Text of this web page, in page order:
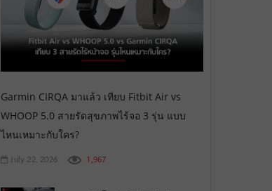
Garmin CIRQA มาแล้ว เทียบ Fitbit Air vs
WHOOP 5.0 สายรัดสุขภาพไร้จอ 3 รุ่น แบบ
ไหนเหมาะกับใคร?
July 22, 2026 1,967